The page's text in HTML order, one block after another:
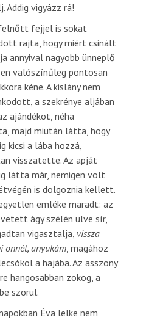
Addig vigyázz rá!
fejjel is sokat
rajta, hogy miért csinált
annyival nagyobb ünneplő
valószínűleg pontosan
kéne. A kislány nem
a szekrénye aljában
ajándékot, néha
majd miután látta, hogy
kicsi a lába hozzá,
visszatette. Az apját
látta már, nemigen volt
is dolgoznia kellett.
emléke maradt: az
ágy szélén ülve sír,
vigasztalja, vissza
onnét, anyukám , magához
a hajába. Az asszony
hangosabban zokog, a
szorul.
Éva lelke nem